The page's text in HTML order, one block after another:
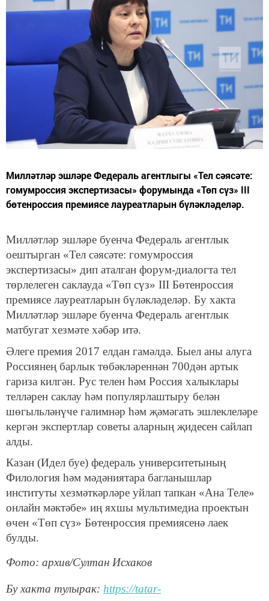
Милләтләр эшләре Федераль агентлыгы «Тел сәясәте:
гомумроссия экспертизасы» форумында «Төп сүз» III
бөтенроссия премиясе лауреатларын бүләкләделәр.
Милләтләр эшләре буенча Федераль агентлык
оештырган «Тел сәясәте: гомумроссия
экспертизасы» дип аталган форум-диалогта тел
төрлелеген саклауда «Төп сүз» III Бөтенроссия
премиясе лауреатларын бүләкләделәр. Бу хакта
Милләтләр эшләре буенча Федераль агентлык
матбугат хезмәте хәбәр итә.
Әлеге премия 2017 елдан гамәлдә. Быел аны алуга
Россиянең барлык төбәкләреннән 700дән артык
гариза килгән. Рус телен һәм Россия халыклары
телләрен саклау һәм популярлаштыру белән
шөгыльләнүче галимнәр һәм җәмәгать эшлеклеләре
кергән экспертлар советы аларның җидесен сайлап
алды.
Казан (Идел буе) федераль университетының
Филология һәм мәдәниятара багланышлар
институты хезмәткәрләре уйлап тапкан «Ана Теле»
онлайн мәктәбе» иң яхшы мультимедиа проектын
өчен «Төп сүз» Бөтенроссия премиясенә лаек
булды.
Фото: архив/Султан Исхаков
Бу хакта тулырак: https://tatar-